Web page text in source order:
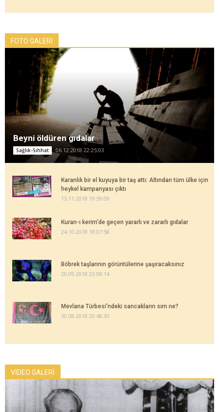
FOTO GALERİ
Beyni öldüren gıdalar
Sağlık-Sıhhat 06.12.2018 22:25:03
Karanlık bir el kuyuya bir taş attı: Altından tüm ülke için
heykel kampanyası çıktı
13.11.2018 19:59:09
Kuran-ı kerim'de geçen yararlı ve zararlı gıdalar
24.10.2018 18:07:58
Böbrek taşlarının görüntülerine şaşıracaksınız
20.09.2018 23:08:14
Mevlana Türbesi'ndeki sancakların sırrı ne?
30.08.2018 20:48:30
VİDEO GALERİ